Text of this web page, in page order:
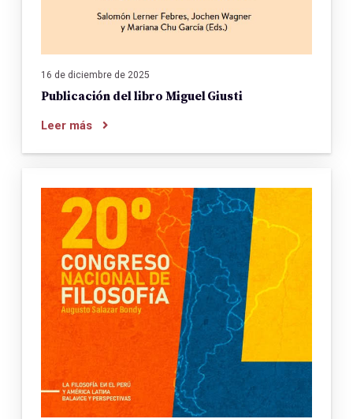
16 de diciembre de 2025
Publicación del libro Miguel Giusti
Leer más